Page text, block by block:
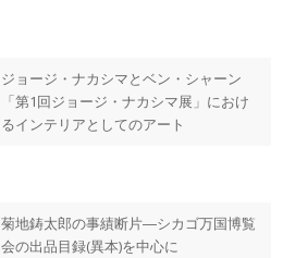
ジョージ・ナカシマとベン・シャーン
「第1回ジョージ・ナカシマ展」におけ
るインテリアとしてのアート
菊地鋳太郎の事績断片―シカゴ万国博覧
会の出品目録(異本)を中心に